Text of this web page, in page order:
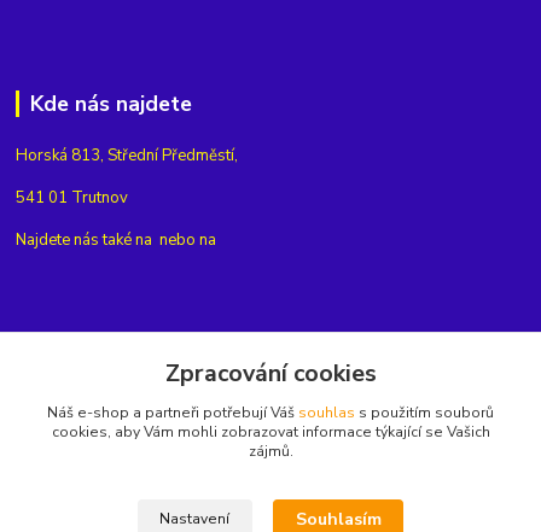
Kde nás najdete
Horská 813, Střední Předměstí,
541 01 Trutnov
Najdete nás také na nebo na
+420775654704
Zpracování cookies
Náš e-shop a partneři potřebují Váš souhlas s použitím souborů
cookies, aby Vám mohli zobrazovat informace týkající se Vašich
zájmů.
Nastavení Souhlasím